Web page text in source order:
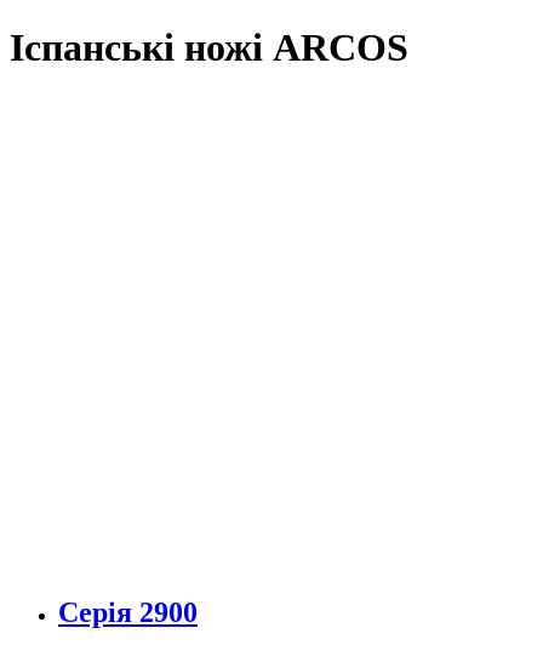
Іспанські ножі ARCOS
Серія 2900